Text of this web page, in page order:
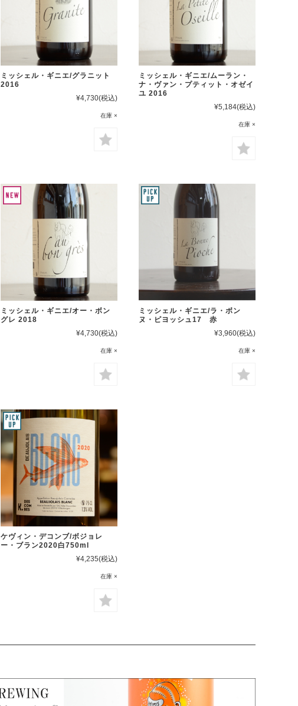
ミッシェル・ギニエ/グラニット
2016
¥4,730(税込)
在庫 ×
ミッシェル・ギニエ/ムーラン・
ナ・ヴァン・プティット・オゼイ
ユ 2016
¥5,184(税込)
在庫 ×
ミッシェル・ギニエ/オー・ボン
グレ 2018
¥4,730(税込)
在庫 ×
ミッシェル・ギニエ/ラ・ボン
ヌ・ピヨッシュ17 赤
¥3,960(税込)
在庫 ×
ケヴィン・デコンブ/ボジョレ
ー・ブラン2020白750ml
¥4,235(税込)
在庫 ×